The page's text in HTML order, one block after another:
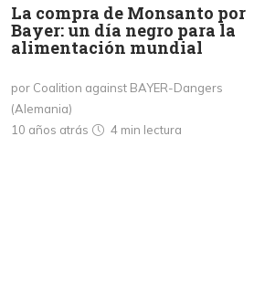
La compra de Monsanto por
Bayer: un día negro para la
alimentación mundial
por Coalition against BAYER-Dangers
(Alemania)
10 años atrás
4 min lectura